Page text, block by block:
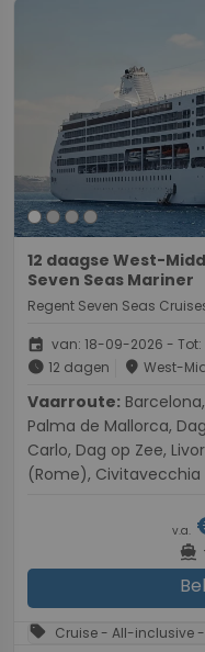
12 daagse West-
Seven Seas Mariner
Regent Seven Seas
event van: 18-09-2026 -
schedule 12 dagen place West-
Vaarroute:
Palma de Mallorca,
Carlo, Dag op Zee,
(Rome), Civitavecchia
v.a.
directions_boat
sell Cruise - All-inclusive